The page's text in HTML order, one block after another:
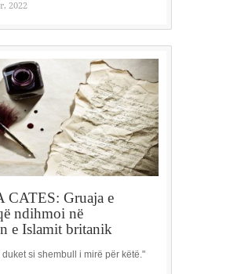
2022
CATES: Gruaja e
ndihmoi në
e Islamit britanik
duket si shembull i mirë për këtë."